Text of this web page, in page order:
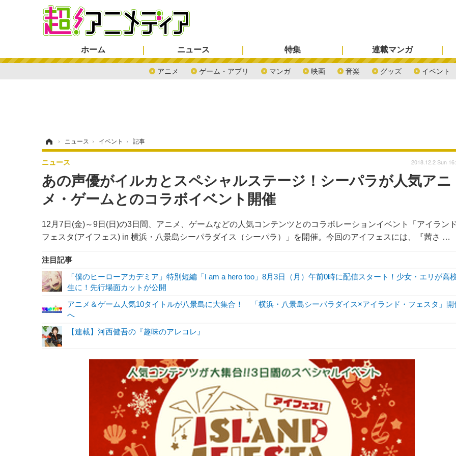
ホーム ニュース
アニメ ゲーム・アプリ マンガ 映画 音楽 グッズ イベント
特集 連載マンガ
› ニュース › イベント › 記事
あの声優がイルカとスペシャルステージ！シーパラが人気アニ
メ・ゲームとのコラボイベント開催
12月7日(金)～9日(日)の3日間、アニメ、ゲームなどの人気コンテンツとのコラボレーションイベント「アイラン
フェスタ(アイフェス) in 横浜・八景島シーパラダイス（シーパラ）」を開催。今回のアイフェスには、『茜さ …
ニュース 2018.12.2 Sun
注目記事
「僕のヒーローアカデミア」特別短編「I am a hero too」8月3日（月）午前0時に配信スタート！少女・エリが高
生に！先行場面カットが公開
アニメ＆ゲーム人気10タイトルが八景島に大集合！ 「横浜・八景島シーパラダイス×アイランド・フェスタ」開
へ
【連載】河西健吾の『趣味のアレコレ』